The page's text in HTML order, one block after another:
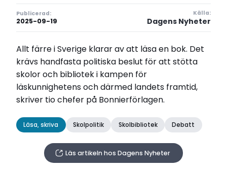
Publicerad:
2025-09-19
Källa:
Dagens Nyheter
Allt färre i Sverige klarar av att läsa en bok. Det
krävs handfasta politiska beslut för att stötta
skolor och bibliotek i kampen för
läskunnighetens och därmed landets framtid,
skriver tio chefer på Bonnierförlagen.
Läsa, skriva Skolpolitik Skolbibliotek Debatt
Läs artikeln hos Dagens Nyheter